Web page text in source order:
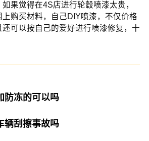
果觉得在4S店进行轮毂喷漆太贵，
上购买材料，自己DIY喷漆，不仅价格
还可以按自己的爱好进行喷漆修复，十
防冻的可以吗
辆刮擦事故吗